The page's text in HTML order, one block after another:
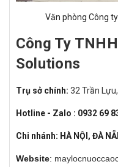
Văn phòng Công
Công Ty
Solutions
Trụ sở chính: 32 Trần
Hotline - Zalo : 0932 69
Chi nhánh: HÀ NỘI, ĐÀ
Website: